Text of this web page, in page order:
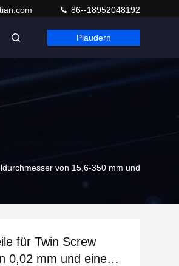
86--18952048192
Plaudern
von 15,6-350 mm und
für Twin Screw
0,02 mm und einem